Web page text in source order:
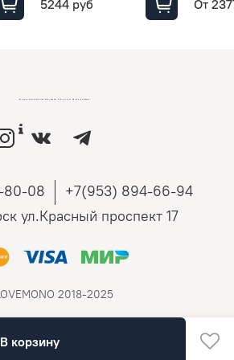
В корзину
5244 руб От
80-08
+7(953) 894-66-94
ул.Красный проспект 17
LOVEMONO МАГАЗИН УКРАШЕНИЙ ИЗ СЕРЕБРА И ЗОЛОТА РОССИЙСКИХ ДИЗАЙНЕРОВ
2018-2025